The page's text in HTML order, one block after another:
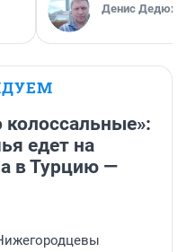
Денис
колоссальные»:
едет на
в Турцию —